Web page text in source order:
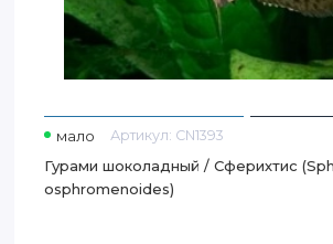
мало Артикул: CN1393
Гурами шоколадный / Сферихтис
osphromenoides)